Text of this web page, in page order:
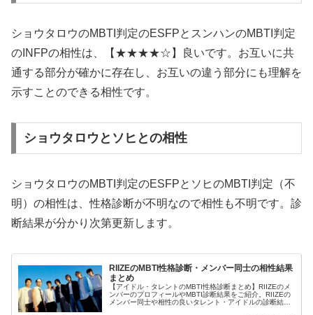
ショウタロウのMBTI判定のESFPとスンハンのMBTI判定
のINFPの相性は、【★★★★☆】良いです。お互いに共
通する部分が確かに存在し、お互いの違う部分にも理解を
示すことのできる相性です。
ショウタロウとソヒとの相性
ショウタロウのMBTI判定のESFPとソヒのMBTI判定（不
明）の相性は、性格診断が不明なので相性も不明です。診
断結果が分かり次第更新します。
RIIZEのMBTI性格診断・メンバー同士の相性結果
まとめ
【アイドル・タレントのMBTI性格診断まとめ】RIIZEのメ
ンバーのプロフィールやMBTI診断結果をご紹介。RIIZEの
メンバー同士や相性の良いタレント・アイドルの診断結果